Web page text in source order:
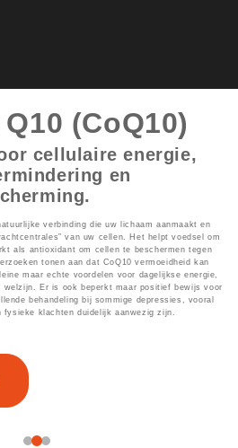
(CoQ10)
cellulaire energie,
en
verbinding die uw lichaam aanmaakt en
van uw cellen. Het helpt voedsel om
als antioxidant om cellen te beschermen tegen
tonen aan dat CoQ10 vermoeidheid kan
maar echte voordelen voor dagelijkse energie,
welzijn. Er is ook beperkt maar positief bewijs voor
behandeling bij sommige depressies, vooral
fysieke klachten duidelijk aanwezig zijn.